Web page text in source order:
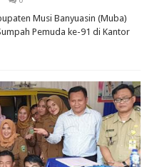
Musi Banyuasin (Muba)
Pemuda ke-91 di Kantor